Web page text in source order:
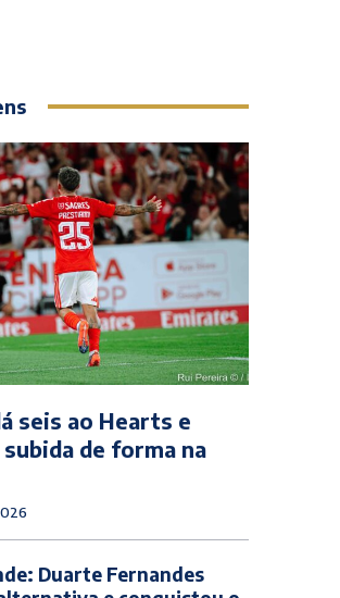
seis ao Hearts e
de forma na
Duarte Fernandes